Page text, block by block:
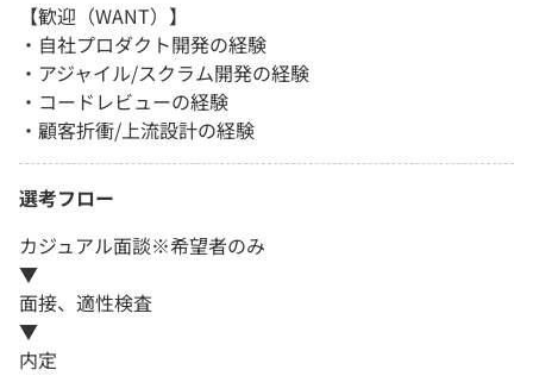
【歓迎（WANT）】
・自社プロダクト開発の経験
・アジャイル/スクラム開発の経験
・コードレビューの経験
・顧客折衝/上流設計の経験
選考フロー
カジュアル面談※希望者のみ
▼
面接、適性検査
▼
内定